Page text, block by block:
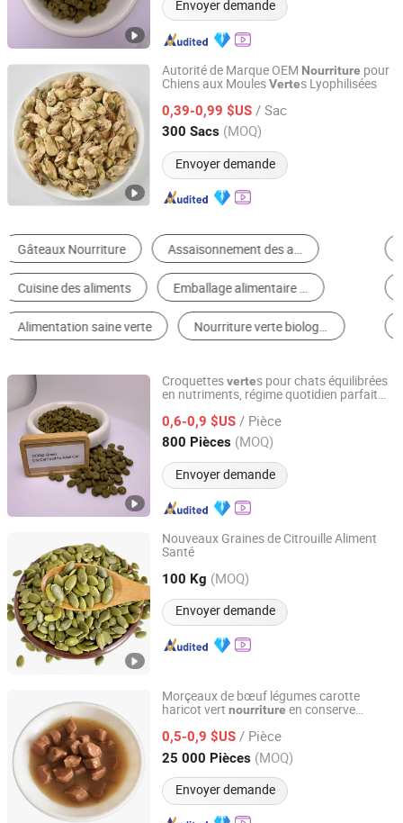
Envoyer demande
Autorité de Marque OEM Nourriture pour
Chiens aux MoulesVertes Lyophilisées
0,39-0,99 $US / Sac
300 Sacs (MOQ)
Envoyer demande
Qingdao Catsmi Pet Products Co., Ltd
Shandong, China Depuis 2022
Légumes Surgelés Nourriture en Conserve
Fruit & Melon Piment & Poivre
Aliments en Poudre Autre Légume
Croquettesvertes pour chats équilibrées
en nutriments, régime quotidien parfait
0,6-0,9 $US / Pièce
800 Pièces (MOQ)
Envoyer demande
Qingdao Catsmi Pet Products Co., Ltd
Shandong, China Depuis 2022
Nouveaux Graines de Citrouille Aliment
Santé
100 Kg (MOQ)
Envoyer demande
Inner Mongolia Xuanda Food Co., Ltd.
InnerMongolia, China Depuis 2021
Morçeaux de bœuf légumes carotte
haricot vert nourriture en conserve
humide
0,5-0,9 $US / Pièce
25 000 Pièces (MOQ)
Envoyer demande
PETIDEAL PET FOOD (LUOHE) GROUP CO., LTD.
Henan, China Depuis 2021